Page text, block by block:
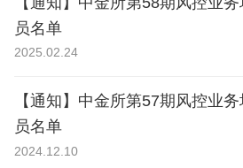
员名单
2025.02.24
【通知】中金所第57期风控业
员名单
2024.12.10